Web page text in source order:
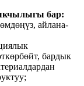
бар:
айлана-
бардык